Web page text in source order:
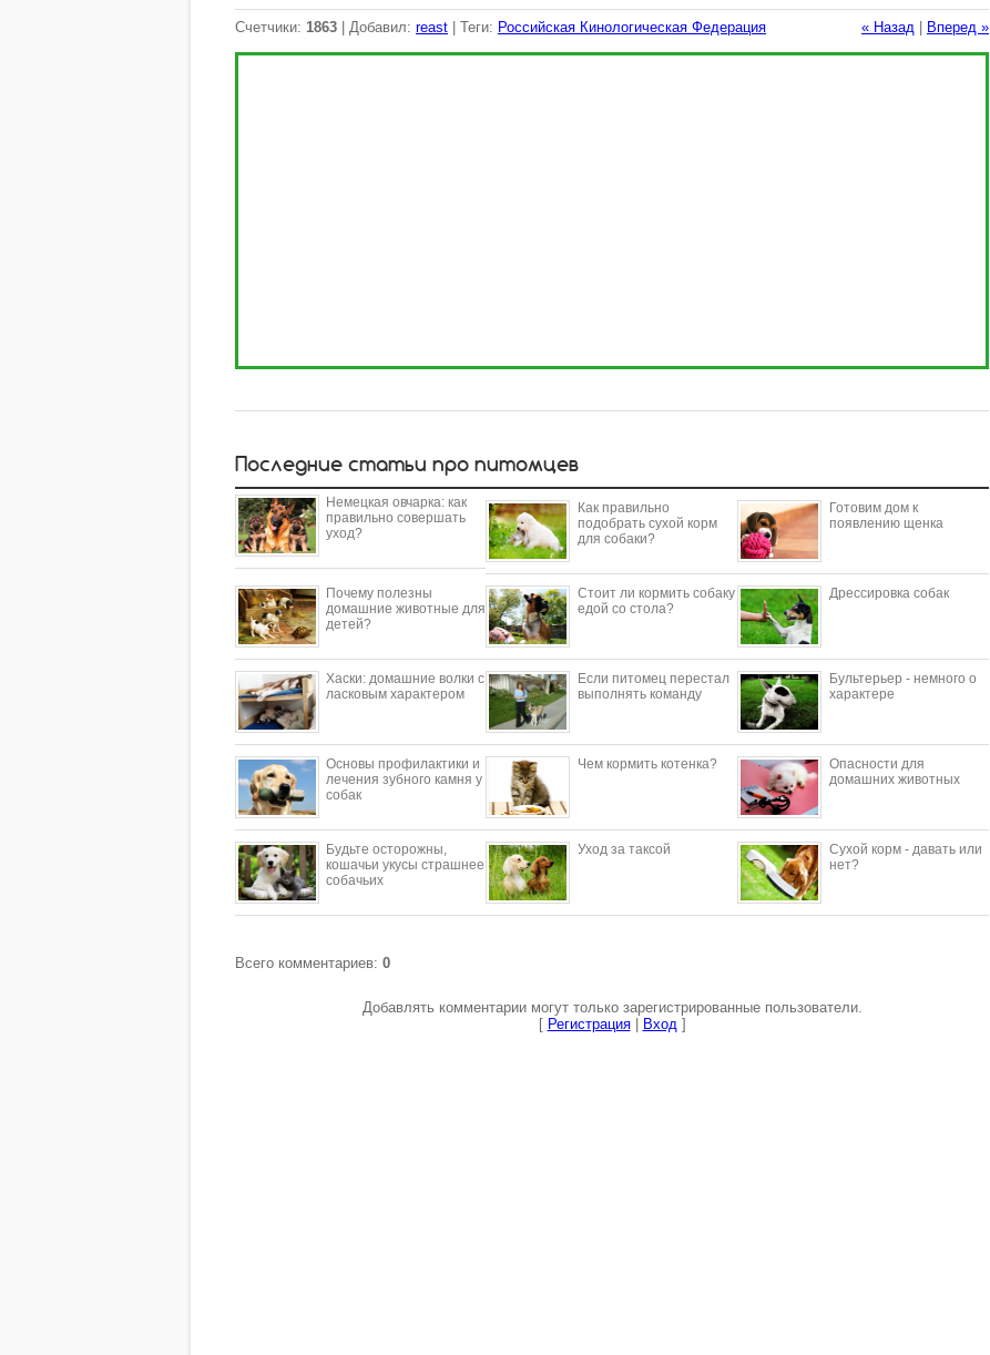
« Назад Вперед »
Счетчики: 1863 Добавил: reast Теги: Российская Кинологическая Федерация
Последние статьи про питомцев
Немецкая овчарка: как
правильно совершать
уход?
Как правильно
подобрать сухой корм
для собаки?
Готовим дом к
появлению щенка
Почему полезны
домашние животные для
детей?
Стоит ли кормить собаку
едой со стола?
Дрессировка собак
​Хаски: домашние волки с
ласковым характером
Если питомец перестал
выполнять команду
Бультерьер - немного о
характере
Основы профилактики и
лечения зубного камня у
собак
Чем кормить котенка?
Опасности для
домашних животных
Будьте осторожны,
кошачьи укусы страшнее
собачьих
Уход за таксой
Сухой корм - давать или
нет?
Всего комментариев: 0
Добавлять комментарии могут только зарегистрированные пользователи.
[ Регистрация| Вход]